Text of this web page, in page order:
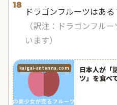
18
ドラゴンフルーツはあ
（訳注：ドラゴンフル
います）
kaigai-antenna.com
日本人が「
ツ」を食べ